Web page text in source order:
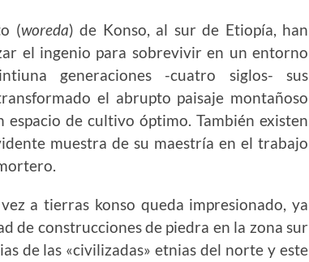
(woreda) de Konso, al sur de Etiopía, han
el ingenio para sobrevivir en un entorno
generaciones -cuatro siglos- sus
el abrupto paisaje montañoso
de cultivo óptimo. También existen
muestra de su maestría en el trabajo
a tierras konso queda impresionado, ya
de construcciones de piedra en la zona sur
de las «civilizadas» etnias del norte y este